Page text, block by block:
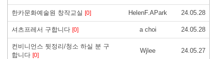
한카문화예술원 창작교실 [0] HelenF.APark 24.05.28
셔츠프레서 구합니다 [0] a choi 24.05.28
컨비니언스 뒷정리/청소 하실 분 구
합니다 [0]
Wjlee 24.05.27